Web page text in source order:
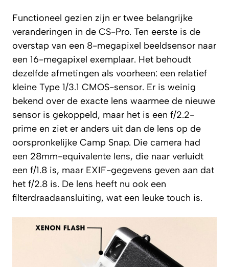
Functioneel gezien zijn er twee belangrijke
veranderingen in de CS-Pro. Ten eerste is de
overstap van een 8-megapixel beeldsensor naar
een 16-megapixel exemplaar. Het behoudt
dezelfde afmetingen als voorheen: een relatief
kleine Type 1/3.1 CMOS-sensor. Er is weinig
bekend over de exacte lens waarmee de nieuwe
sensor is gekoppeld, maar het is een f/2.2-
prime en ziet er anders uit dan de lens op de
oorspronkelijke Camp Snap. Die camera had
een 28mm-equivalente lens, die naar verluidt
een f/1.8 is, maar EXIF-gegevens geven aan dat
het f/2.8 is. De lens heeft nu ook een
filterdraadaansluiting, wat een leuke touch is.